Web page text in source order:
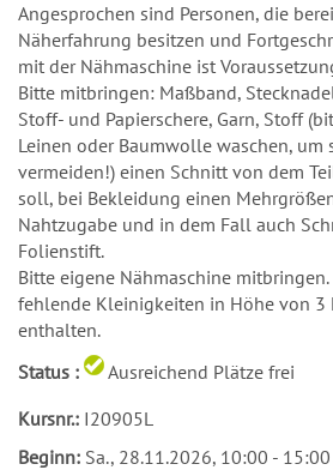
Angesprochen sind Personen, die
Näherfahrung besitzen und
mit der Nähmaschine ist
Bitte mitbringen: Maßband,
Stoff- und Papierschere, Garn, Stoff
Leinen oder Baumwolle waschen, um
vermeiden!) einen Schnitt von dem
soll, bei Bekleidung einen
Nahtzugabe und in dem Fall auch
Folienstift.
Bitte eigene Nähmaschine
fehlende Kleinigkeiten in Höhe von 3
enthalten.
Status :
Ausreichend Plätze frei
Kursnr.: I20905L
Beginn: Sa., 28.11.2026, 10:00 -